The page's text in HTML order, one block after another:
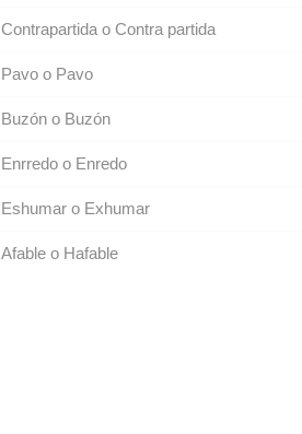
Contrapartida o Contra partida
Pavo o Pavo
Buzón o Buzón
Enrredo o Enredo
Eshumar o Exhumar
Afable o Hafable